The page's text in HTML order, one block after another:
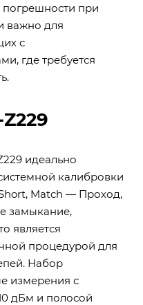
при
важно для
с
где требуется
идеально
калибровки
Match — Проход,
замыкание,
является
процедурой для
Набор
измерения с
дБм и полосой